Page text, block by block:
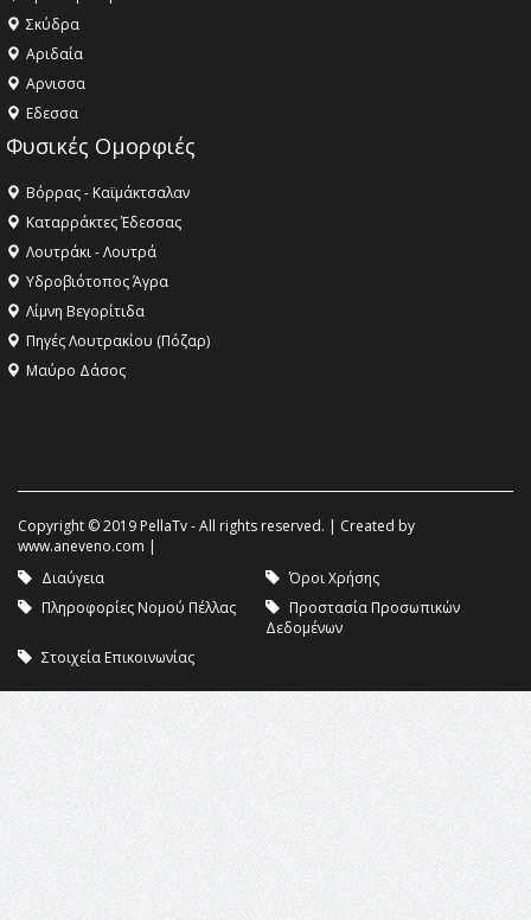
Σκύδρα
Αριδαία
Aρνισσα
Eδεσσα
Φυσικές Ομορφιές
Βόρρας - Καϊμάκτσαλαν
Καταρράκτες Έδεσσας
Λουτράκι - Λουτρά
Υδροβιότοπος Άγρα
Λίμνη Βεγορίτιδα
Πηγές Λουτρακίου (Πόζαρ)
Μαύρο Δάσος
Copyright © 2019 PellaTv - All rights reserved. | Created by
www.aneveno.com |
Διαύγεια
Όροι Χρήσης
Πληροφορίες Νομού Πέλλας
Προστασία Προσωπικών
Δεδομένων
Στοιχεία Επικοινωνίας